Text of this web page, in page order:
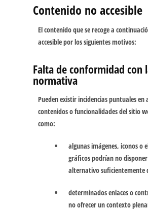
Contenido no accesible
El contenido que se recoge a
accesible por los siguientes motivos:
Falta de conformidad con
normativa
Pueden existir incidencias puntuales en
contenidos o funcionalidades del sitio
como:
algunas imágenes, iconos o
gráficos podrían no
alternativo suficientemente
determinados enlaces o
no ofrecer un contexto